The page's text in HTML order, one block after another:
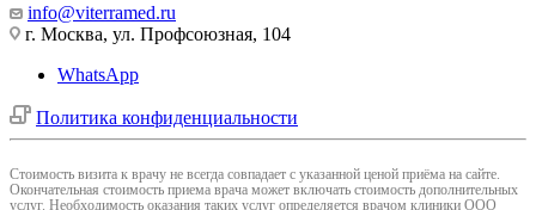
info@viterramed.ru
г. Москва, ул. Профсоюзная, 104
WhatsApp
Политика конфиденциальности
Cтоимость визита к врачу не всегда совпадает с указанной ценой приёма на сайте.
Окончательная стоимость приема врача может включать стоимость дополнительных
услуг. Необходимость оказания таких услуг определяется врачом клиники ООО